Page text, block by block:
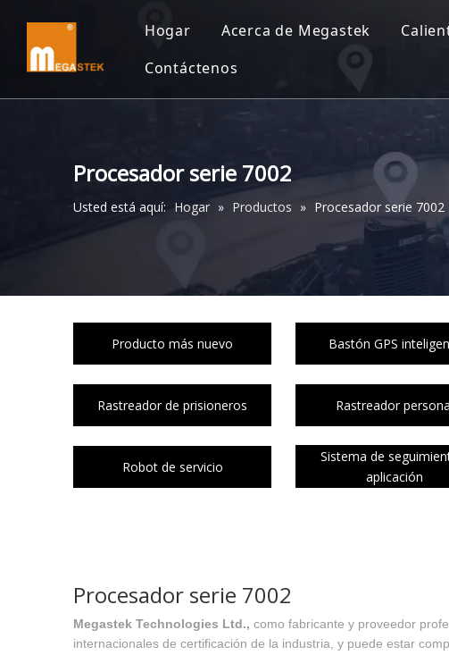
Hogar Acerca de Megastek
Contáctenos
Procesador serie 7002
Usted está aquí: Hogar » Productos » Procesador serie 7002
Producto más nuevo Bastón GPS
Rastreador de prisioneros Rastreador
Robot de servicio
Sistema de
aplicación
Procesador serie 7002
Megastek Technologies Ltd., como fabricante y proveedor
internacionales de certificación de la industria, y puede estar